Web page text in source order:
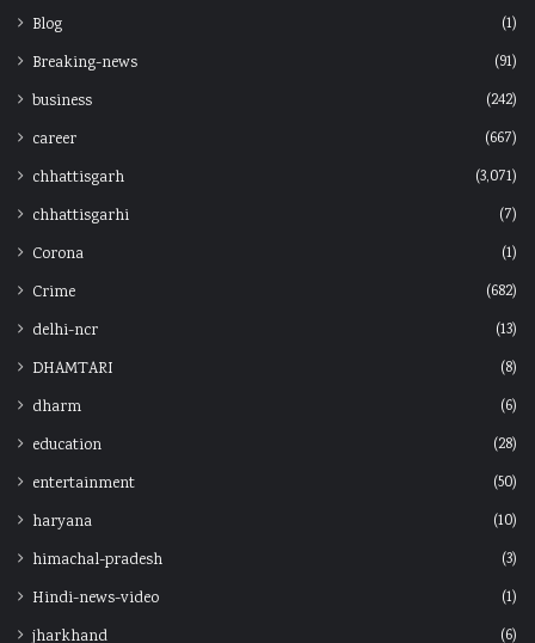
Blog
(1)
Breaking-news
(91)
business
(242)
career
(667)
chhattisgarh
(3,071)
chhattisgarhi
(7)
Corona
(1)
Crime
(682)
delhi-ncr
(13)
DHAMTARI
(8)
dharm
(6)
education
(28)
entertainment
(50)
haryana
(10)
himachal-pradesh
(3)
Hindi-news-video
(1)
jharkhand
(6)